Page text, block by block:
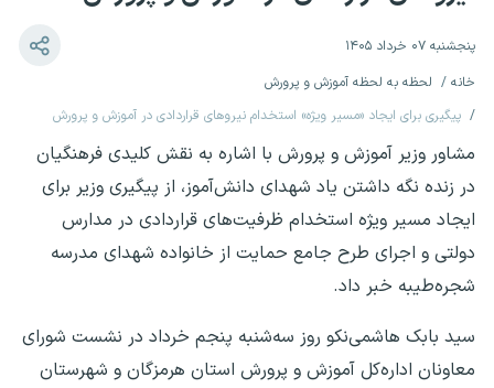
پنجشنبه ۰۷ خرداد ۱۴۰۵
خانه
لحظه به لحظه آموزش و پرورش
پیگیری برای ایجاد «مسیر ویژه» استخدام نیروهای قراردادی در آموزش و پرورش
مشاور وزیر آموزش و پرورش با اشاره به نقش کلیدی فرهنگیان
در زنده نگه داشتن یاد شهدای دانش‌آموز، از پیگیری وزیر برای
ایجاد مسیر ویژه استخدام ظرفیت‌های قراردادی در مدارس
دولتی و اجرای طرح جامع حمایت از خانواده شهدای مدرسه
شجره‌طیبه خبر داد.
سید بابک هاشمی‌نکو روز سه‌شنبه پنجم خرداد در نشست شورای
معاونان اداره‌کل آموزش و پرورش استان هرمزگان و شهرستان